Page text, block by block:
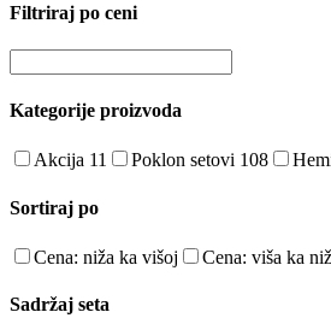
Filtriraj po ceni
Kategorije proizvoda
Akcija 11 Poklon setovi 108
Sortiraj po
Cena: niža ka višoj Cena: viša ka
Sadržaj seta